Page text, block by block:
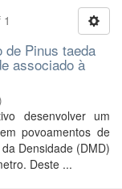
de Pinus taeda
associado à
desenvolver um
povoamentos de
Densidade (DMD)
Deste ...